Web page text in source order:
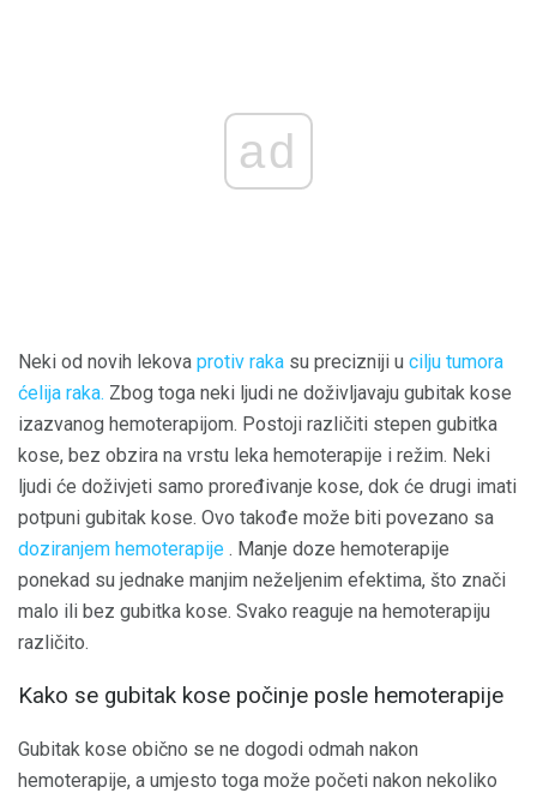
ad
Neki od novih lekova protiv raka su precizniji u cilju tumora
ćelija raka. Zbog toga neki ljudi ne doživljavaju gubitak kose
izazvanog hemoterapijom. Postoji različiti stepen gubitka
kose, bez obzira na vrstu leka hemoterapije i režim. Neki
ljudi će doživjeti samo proređivanje kose, dok će drugi imati
potpuni gubitak kose. Ovo takođe može biti povezano sa
doziranjem hemoterapije . Manje doze hemoterapije
ponekad su jednake manjim neželjenim efektima, što znači
malo ili bez gubitka kose. Svako reaguje na hemoterapiju
različito.
Kako se gubitak kose počinje posle hemoterapije
Gubitak kose obično se ne dogodi odmah nakon
hemoterapije, a umjesto toga može početi nakon nekoliko